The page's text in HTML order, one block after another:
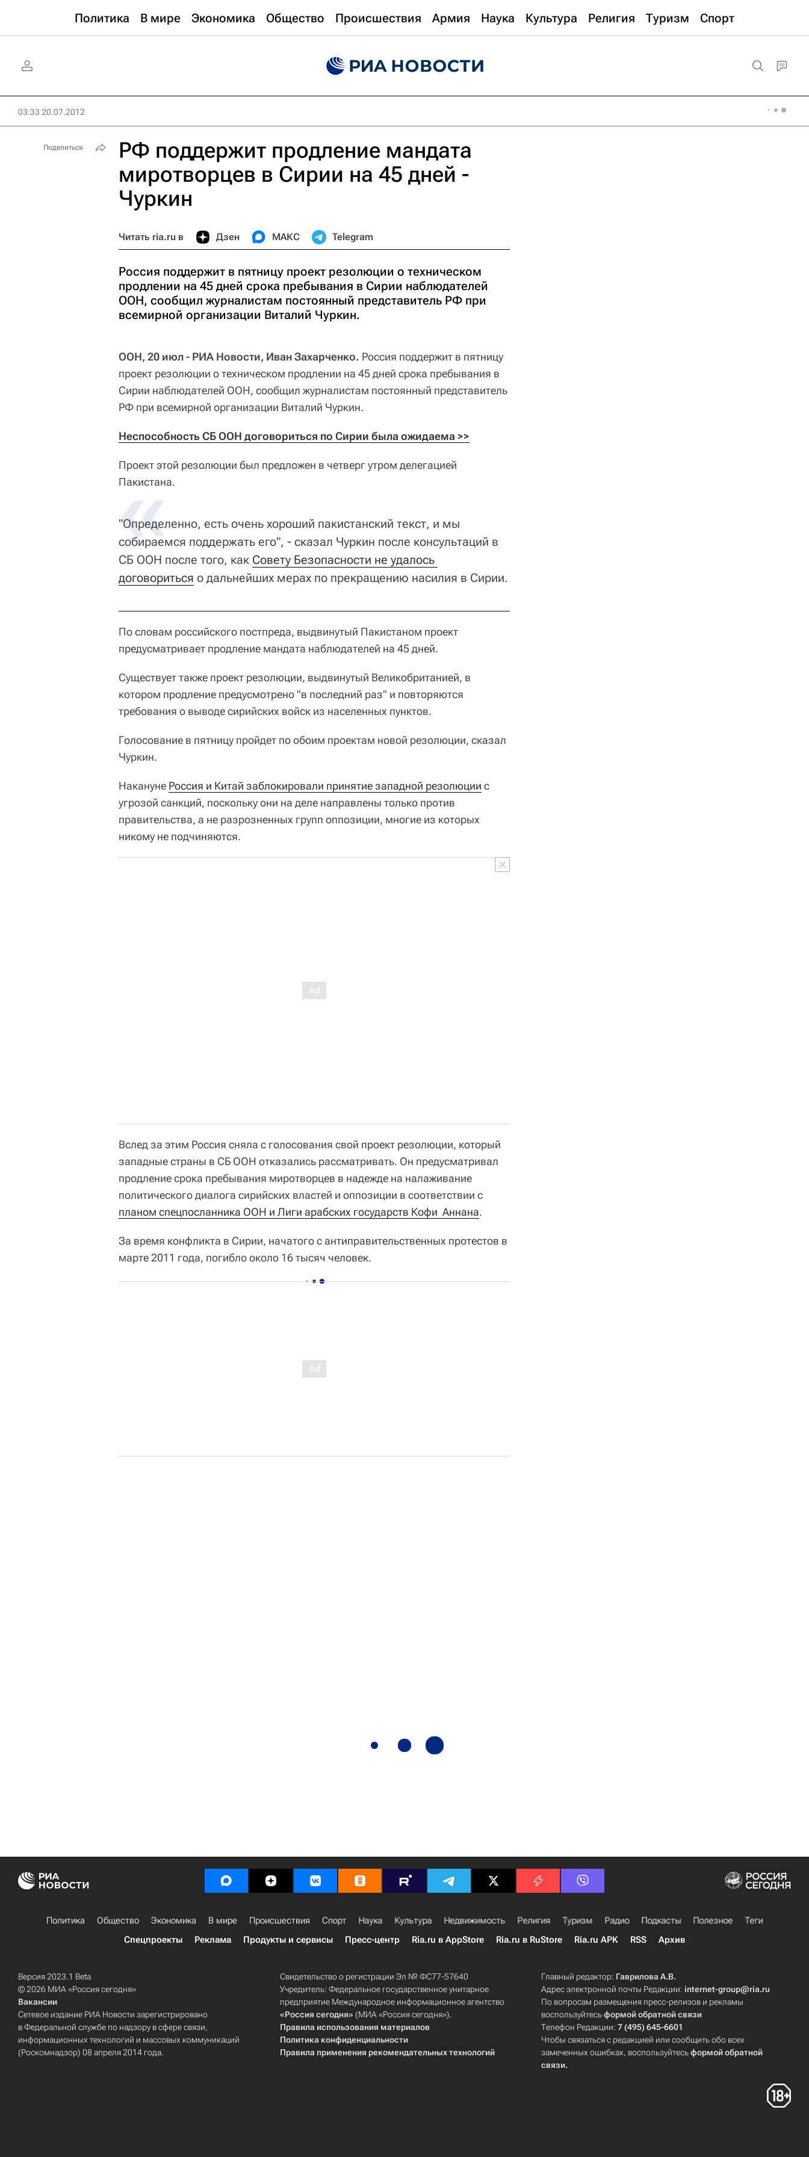
Политика В мире Экономика Общество Происшествия Армия Наука Культура Религия Туризм Спорт
03:33 20.07.2012
РФ поддержит продление мандата
миротворцев в Сирии на 45 дней -
Чуркин
Читать ria.ru в Дзен МАКС Telegram
Россия поддержит в пятницу проект резолюции о техническом
продлении на 45 дней срока пребывания в Сирии наблюдателей
ООН, сообщил журналистам постоянный представитель РФ при
всемирной организации Виталий Чуркин.
ООН, 20 июл - РИА Новости, Иван Захарченко. Россия поддержит в пятницу
проект резолюции о техническом продлении на 45 дней срока пребывания в
Сирии наблюдателей ООН, сообщил журналистам постоянный представитель
РФ при всемирной организации Виталий Чуркин.
Неспособность СБ ООН договориться по Сирии была ожидаема >>
Проект этой резолюции был предложен в четверг утром делегацией
Пакистана.
"Определенно, есть очень хороший пакистанский текст, и мы
собираемся поддержать его", - сказал Чуркин после консультаций в
СБ ООН после того, как Совету Безопасности не удалось
договориться о дальнейших мерах по прекращению насилия в Сирии.
По словам российского постпреда, выдвинутый Пакистаном проект
предусматривает продление мандата наблюдателей на 45 дней.
Существует также проект резолюции, выдвинутый Великобританией, в
котором продление предусмотрено "в последний раз" и повторяются
требования о выводе сирийских войск из населенных пунктов.
Голосование в пятницу пройдет по обоим проектам новой резолюции, сказал
Чуркин.
Накануне Россия и Китай заблокировали принятие западной резолюции с
угрозой санкций, поскольку они на деле направлены только против
правительства, а не разрозненных групп оппозиции, многие из которых
никому не подчиняются.
Вслед за этим Россия сняла с голосования свой проект резолюции, который
западные страны в СБ ООН отказались рассматривать. Он предусматривал
продление срока пребывания миротворцев в надежде на налаживание
политического диалога сирийских властей и оппозиции в соответствии с
планом спецпосланника ООН и Лиги арабских государств Кофи  Аннана.
За время конфликта в Сирии, начатого с антиправительственных протестов в
марте 2011 года, погибло около 16 тысяч человек.
Поделиться
Политика Общество Экономика В мире Происшествия Спорт Наука Культура Недвижимость Религия Туризм Радио Подкасты Полезное
Теги
Спецпроекты
Реклама Продукты и сервисы Пресс-центр Ria.ru в AppStore Ria.ru в RuStore Ria.ru APK RSS Архив
Версия 2023.1 Beta
© 2026 МИА «Россия сегодня»
Вакансии
Сетевое издание РИА Новости зарегистрировано
в Федеральной службе по надзору в сфере связи,
информационных технологий и массовых коммуникаций
(Роскомнадзор) 08 апреля 2014 года.
Свидетельство о регистрации Эл № ФС77-57640
Учредитель: Федеральное государственное унитарное
предприятие Международное информационное агентство
«Россия сегодня» (МИА «Россия сегодня»).
Правила использования материалов
Политика конфиденциальности
Правила применения рекомендательных технологий
Главный редактор: Гаврилова А.В.
Адрес электронной почты Редакции:internet-group@ria.ru
По вопросам размещения пресс-релизов и рекламы
воспользуйтесьформой обратной связи
Телефон Редакции:7 (495) 645-6601
Чтобы связаться с редакцией или сообщить обо всех
замеченных ошибках, воспользуйтесьформой обратной
связи.